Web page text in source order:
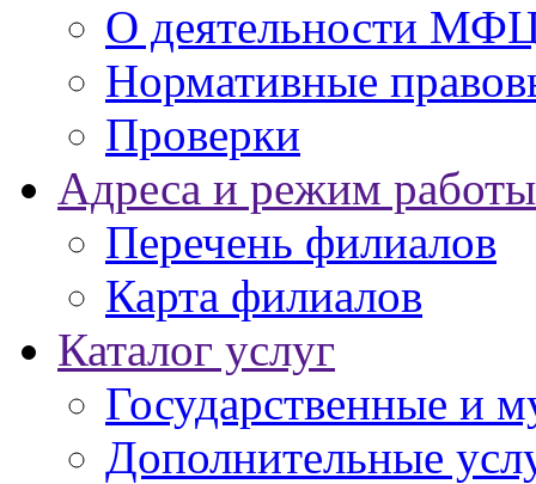
О деятельности
Нормативные
Проверки
Адреса и режим работы
Перечень филиалов
Карта филиалов
Каталог услуг
Государственные и
Дополнительные